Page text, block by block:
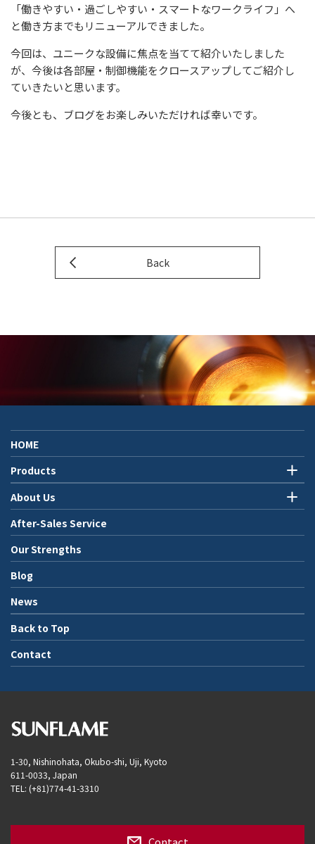
「働きやすい・過ごしやすい・スマートなワークライフ」へ
と働き方までもリニューアルできました。
今回は、ユニークな設備に焦点を当てて紹介いたしました
が、今後は各部屋・制御機能をクロースアップしてご紹介し
ていきたいと思います。
今後とも、ブログをお楽しみいただければ幸いです。
Back
HOME
Products
About Us
After-Sales Service
Our Strengths
Blog
News
Back to Top
Contact
1-30, Nishinohata, Okubo-shi, Uji, Kyoto
611-0033, Japan
TEL: (+81)774-41-3310